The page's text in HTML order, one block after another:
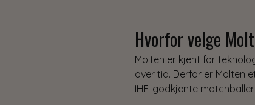
Hvorfor velge
Molten er kjent for
over tid. Derfor er Molten
IHF-godkjente matchballer.